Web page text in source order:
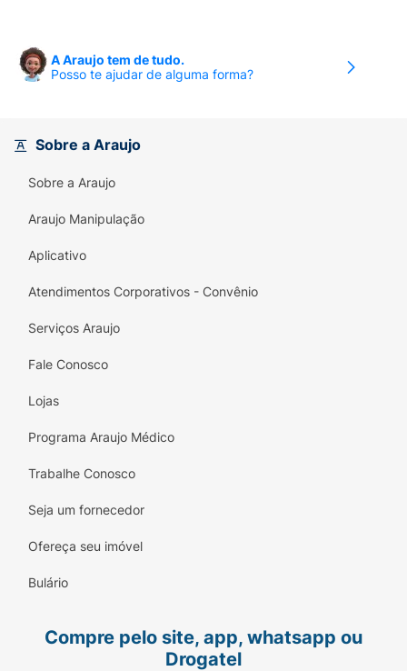
A Araujo tem de tudo.
Posso te ajudar de alguma forma?
Sobre a Araujo
Sobre a Araujo
Araujo Manipulação
Aplicativo
Atendimentos Corporativos - Convênio
Serviços Araujo
Fale Conosco
Lojas
Programa Araujo Médico
Trabalhe Conosco
Seja um fornecedor
Ofereça seu imóvel
Bulário
Compre pelo site, app, whatsapp ou
Drogatel